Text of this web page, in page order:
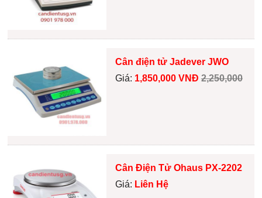
Cân điện tử Jadever JWO
Giá: 1,850,000 VNĐ 2,250,000
Cân Điện Tử Ohaus PX-2202
Giá: Liên Hệ